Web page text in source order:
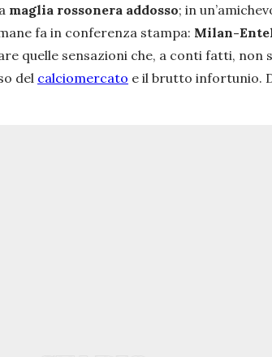
maglia rossonera addosso; in
fa in conferenza stampa: Milan-
quelle sensazioni che, a conti fatti, non
del calciomercato e il brutto infortunio.